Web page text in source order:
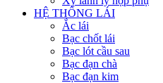
HỆ THỐNG LÁI
Ắc lái
Bạc chốt lái
Bạc lót cầu sau
Bạc đạn chà
Bạc đạn kim